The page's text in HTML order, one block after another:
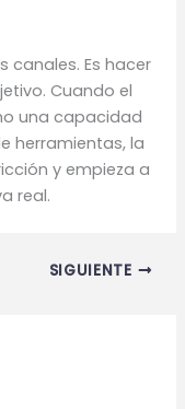
canales. Es hacer
Cuando el
una capacidad
herramientas, la
y empieza a
real.
SIGUIENTE